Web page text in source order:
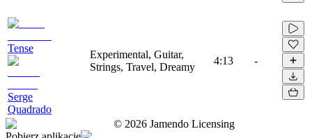
Tense
Serge
Quadrado
Experimental, Guitar,
Strings, Travel, Dreamy
4:13 -
© 2026 Jamendo Licensing